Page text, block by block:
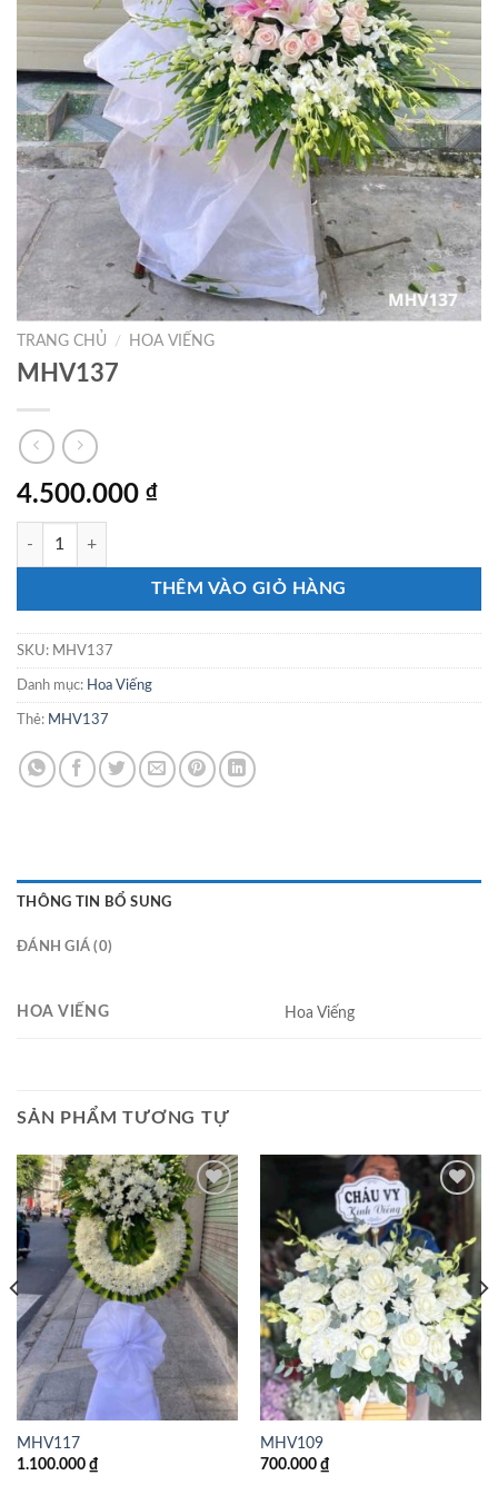
TRANG CHỦ / HOA VIẾNG
MHV137
4.500.000 ₫
MHV137 số lượng
THÊM VÀO GIỎ HÀNG
SKU: MHV137
Danh mục: Hoa Viếng
Thẻ: MHV137
THÔNG TIN BỔ SUNG
ĐÁNH GIÁ (0)
HOA VIẾNG Hoa Viếng
SẢN PHẨM TƯƠNG TỰ
Add to
wishlist
MHV117
1.100.000 ₫
Add to
wishlist
MHV109
700.000 ₫